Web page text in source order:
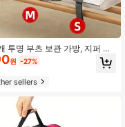
투명 부츠 보관 가방, 지퍼 메
구성 있는 폴리에스터로 만든
발 정리함. 세 가지 스타일: 긴,
플랫. 모든 신발에 맞는 걸이식
발 커버, 가정, 기숙사 및 수하
원 -27%
sellers